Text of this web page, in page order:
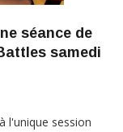
séance de
samedi
l'unique session